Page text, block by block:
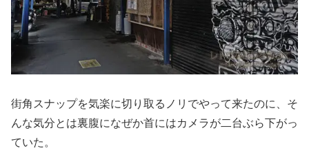
街角スナップを気楽に切り取るノリでやって来たのに、そ
んな気分とは裏腹になぜか首にはカメラが二台ぶら下がっ
ていた。